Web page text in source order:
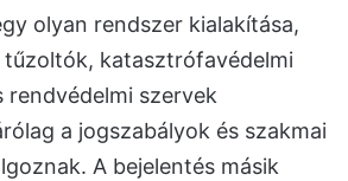
olyan rendszer kialakítása,
katasztrófavédelmi
rendvédelmi szervek
a jogszabályok és szakmai
A bejelentés másik